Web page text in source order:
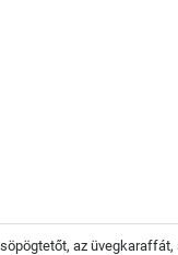
az üvegkaraffát,